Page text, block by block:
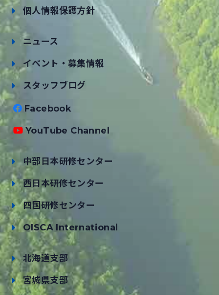
個人情報保護方針
ニュース
イベント・募集情報
スタッフブログ
Facebook
YouTube Channel
中部日本研修センター
西日本研修センター
四国研修センター
OISCA International
北海道支部
宮城県支部